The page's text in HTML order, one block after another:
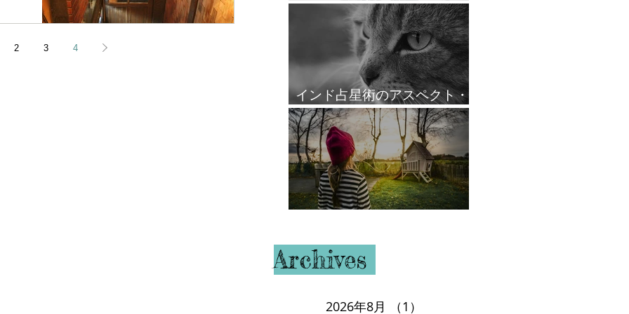
が、一駅離
します。...
2 3 4
覧
インド占星術のアスペクト・
ルール
Archives
2026年8月 （1）